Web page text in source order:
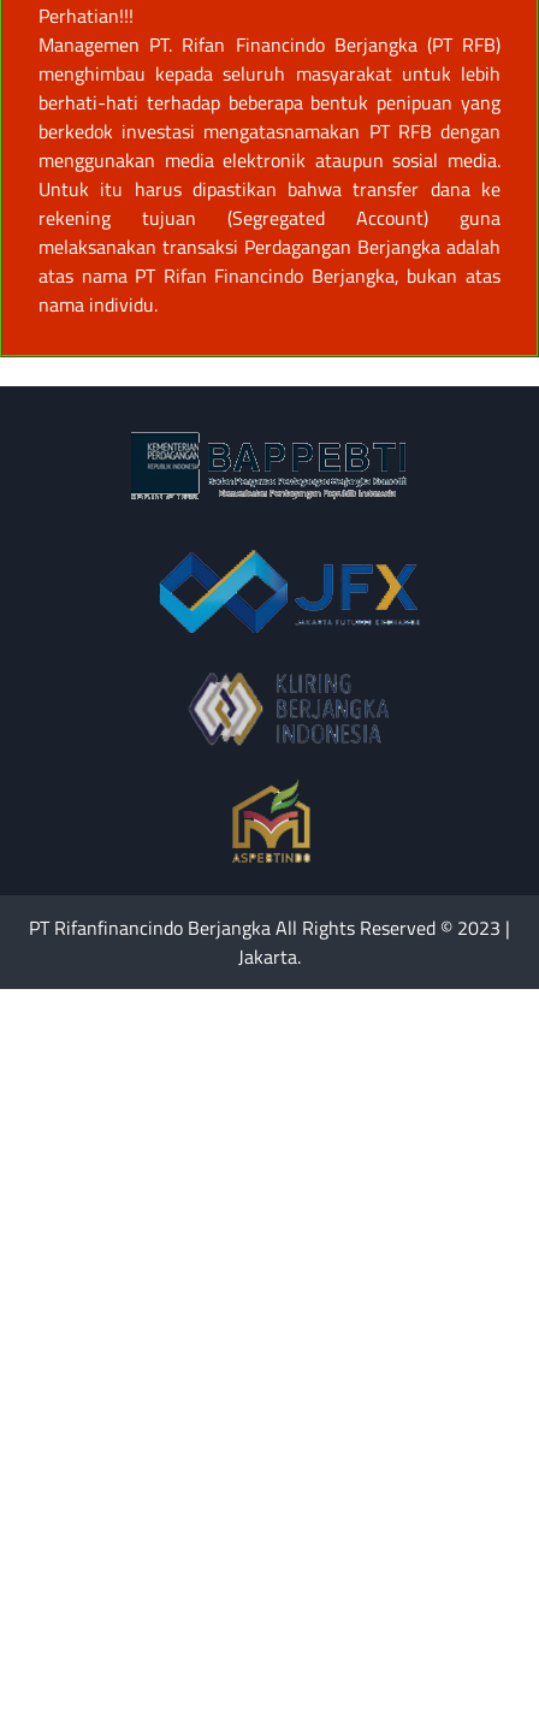
Perhatian!!!
Managemen PT. Rifan Financindo Berjangka (PT RFB)
menghimbau kepada seluruh masyarakat untuk lebih
berhati-hati terhadap beberapa bentuk penipuan yang
berkedok investasi mengatasnamakan PT RFB dengan
menggunakan media elektronik ataupun sosial media.
Untuk itu harus dipastikan bahwa transfer dana ke
rekening tujuan (Segregated Account) guna
melaksanakan transaksi Perdagangan Berjangka adalah
atas nama PT Rifan Financindo Berjangka, bukan atas
nama individu.
PT Rifanfinancindo Berjangka All Rights Reserved © 2023 |
Jakarta.